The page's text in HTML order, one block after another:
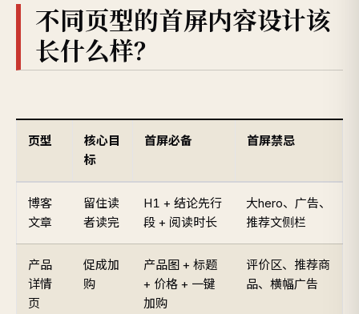
不同页型的首屏内容设计该
长什么样？
页型
核心目
标
首屏必备 首屏禁忌
博客
文章
留住读
者读完
H1 + 结论先行
段 + 阅读时长
大hero、广告、
推荐文侧栏
产品
详情
页
促成加
购
产品图 + 标题
+ 价格 + 一键
加购
评价区、推荐商
品、横幅广告